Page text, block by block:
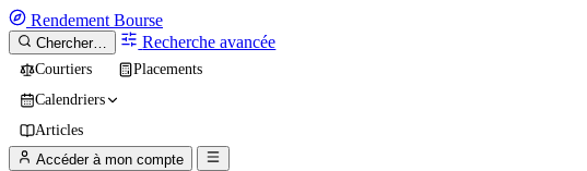
Rendement Bourse
Chercher… Recherche avancée
Courtiers
Placements
Calendriers
Articles
Accéder à mon compte